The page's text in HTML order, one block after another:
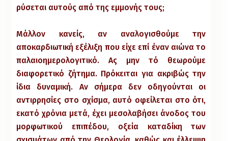
ρύσεται αυτούς από της εμμονής τους;
Μάλλον κανείς, αν αναλογισθούμε την
αποκαρδιωτική εξέλιξη που είχε επί έναν αιώνα το
παλαιοημερολογιτικό. Ας μην τό θεωρούμε
διαφορετικό ζήτημα. Πρόκειται για ακριβώς την
ίδια δυναμική. Αν σήμερα δεν οδηγούνται οι
αντιρρησίες στο σχίσμα, αυτό οφείλεται στο ότι,
εκατό χρόνια μετά, έχει μεσολαβήσει άνοδος του
μορφωτικού επιπέδου, οξεία καταδίκη των